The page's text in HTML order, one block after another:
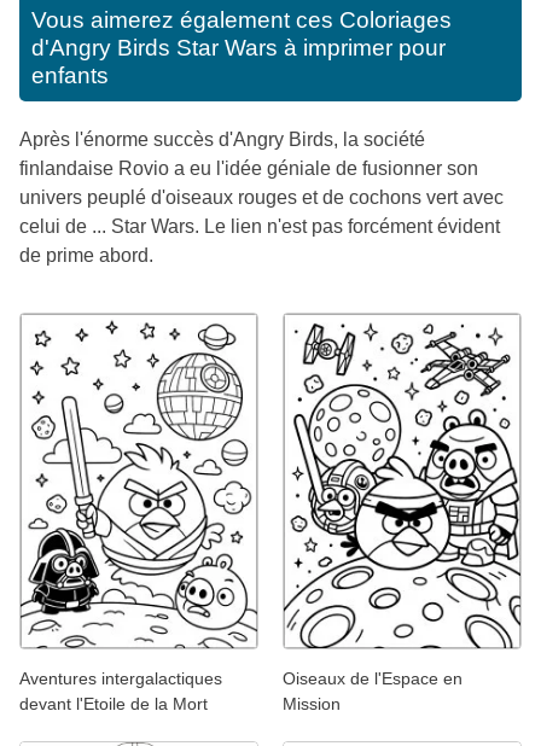
Vous aimerez également ces Coloriages
d'Angry Birds Star Wars à imprimer pour
enfants
Après l'énorme succès d'Angry Birds, la société
finlandaise Rovio a eu l'idée géniale de fusionner son
univers peuplé d'oiseaux rouges et de cochons vert avec
celui de ... Star Wars. Le lien n'est pas forcément évident
de prime abord.
Aventures intergalactiques
devant l'Etoile de la Mort
Oiseaux de l'Espace en
Mission